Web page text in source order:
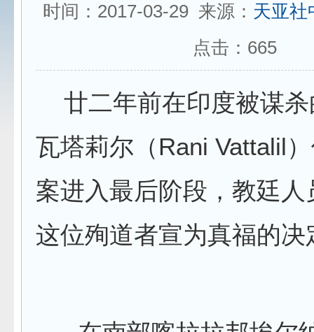
时间：2017-03-29 来源： 天亚社
点击： 665
廿二年前在印度被谋杀
瓦塔莉尔（Rani Vattalil
案进入最后阶段，教廷人
这位殉道者宣为真福的决